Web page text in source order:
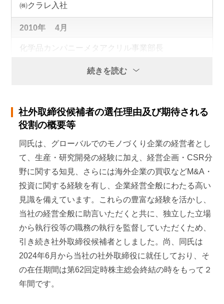
㈱クラレ入社
2010年 4月
化学品カンパニーメタアクリル事業部長
2013年 4月
2013年 6月
常務執行役員
2014年 4月
経営企画本部担当、CSR本部担当
2014年 6月
取締役
2015年
続きを読む
社外取締役候補者の選任理由及び期待される
役割の概要等
同氏は、グローバルでのモノづくり企業の経営者とし
て、生産・研究開発の経験に加え、経営企画・CSR分
野に関する知見、さらには海外企業の買収などM&A・
投資に関する経験を有し、企業経営全般にわたる高い
見識を備えています。これらの豊富な経験を活かし、
当社の経営全般に助言いただくと共に、独立した立場
から執行役等の職務の執行を監督していただくため、
引き続き社外取締役候補者としました。尚、同氏は
2024年6月から当社の社外取締役に就任しており、そ
の在任期間は第62回定時株主総会終結の時をもって２
年間です。